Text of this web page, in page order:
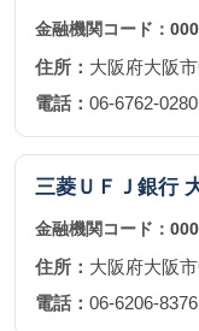
金融機関コード：
住所： 大阪府大阪
電話： 06-6762-0280
三菱ＵＦＪ銀行
金融機関コード：
住所： 大阪府大阪
電話： 06-6206-8376